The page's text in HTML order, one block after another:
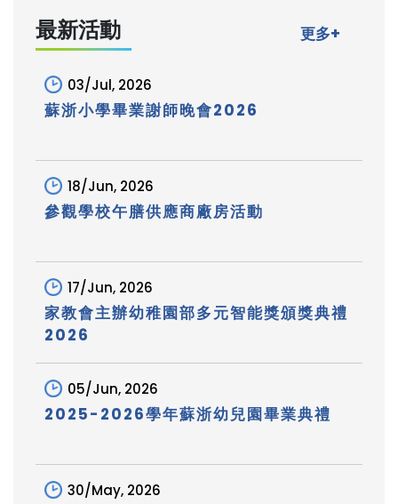
最新活動 更多+
03/Jul, 2026
蘇浙小學畢業謝師晚會2026
18/Jun, 2026
參觀學校午膳供應商廠房活動
17/Jun, 2026
家教會主辦幼稚園部多元智能獎頒獎典禮
2026
05/Jun, 2026
2025-2026學年蘇浙幼兒園畢業典禮
30/May, 2026